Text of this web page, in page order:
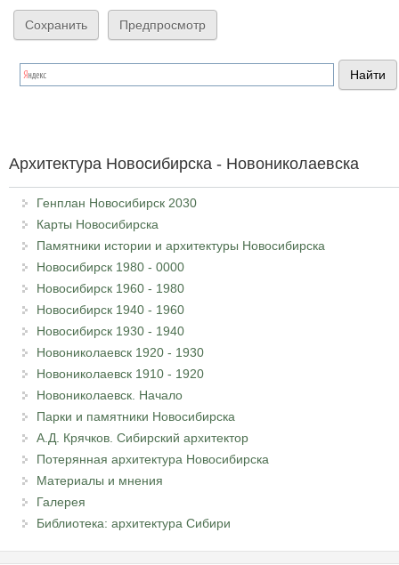
Архитектура Новосибирска - Новониколаевска
Генплан Новосибирск 2030
Карты Новосибирска
Памятники истории и архитектуры Новосибирска
Новосибирск 1980 - 0000
Новосибирск 1960 - 1980
Новосибирск 1940 - 1960
Новосибирск 1930 - 1940
Новониколаевск 1920 - 1930
Новониколаевск 1910 - 1920
Новониколаевск. Начало
Парки и памятники Новосибирска
А.Д. Крячков. Сибирский архитектор
Потерянная архитектура Новосибирска
Материалы и мнения
Галерея
Библиотека: архитектура Сибири